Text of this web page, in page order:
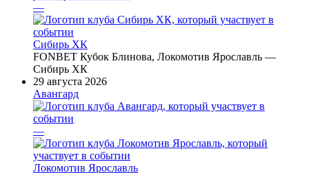
—
Сибирь ХК
FONBET Кубок Блинова, Локомотив Ярославль —
Сибирь ХК
29 августа 2026
Авангард
—
Локомотив Ярославль